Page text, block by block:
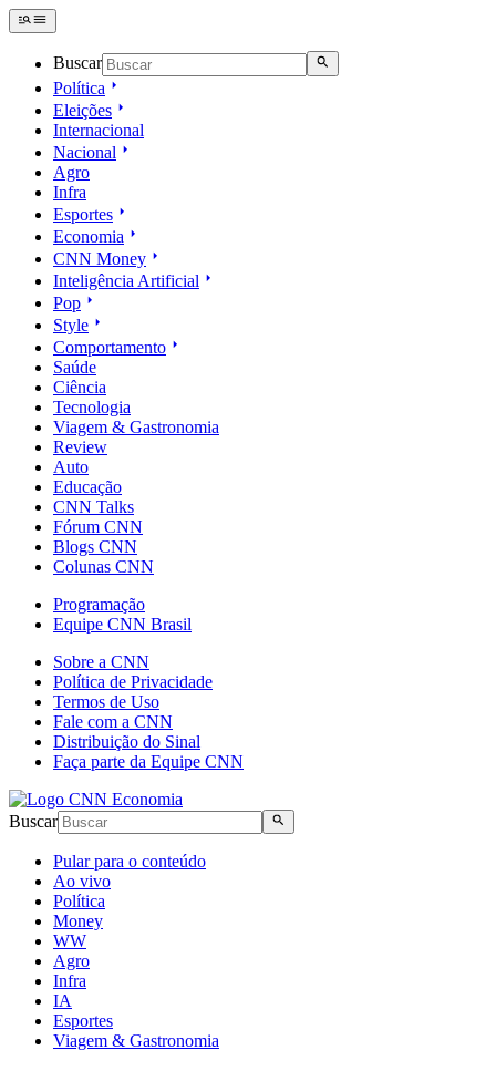
Buscar
Política
Eleições
Internacional
Nacional
Agro
Infra
Esportes
Economia
CNN Money
Inteligência Artificial
Pop
Style
Comportamento
Saúde
Ciência
Tecnologia
Viagem & Gastronomia
Review
Auto
Educação
CNN Talks
Fórum CNN
Blogs CNN
Colunas CNN
Programação
Equipe CNN Brasil
Sobre a CNN
Política de Privacidade
Termos de Uso
Fale com a CNN
Distribuição do Sinal
Faça parte da Equipe CNN
Buscar
Pular para o conteúdo
Ao vivo
Política
Money
WW
Agro
Infra
IA
Esportes
Viagem & Gastronomia